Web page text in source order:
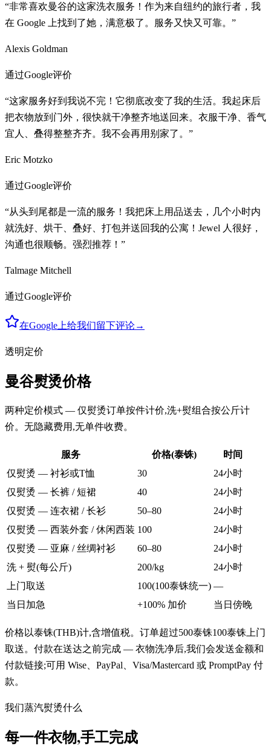
“非常喜欢曼谷的这家洗衣服务！作为来自纽约的旅行者，我
在 Google 上找到了她，满意极了。服务又快又可靠。”
Alexis Goldman
通过Google评价
“这家服务好到我说不完！它彻底改变了我的生活。我起床后
把衣物放到门外，很快就干净整齐地送回来。衣服干净、香气
宜人、叠得整整齐齐。我不会再用别家了。”
Eric Motzko
通过Google评价
“从头到尾都是一流的服务！我把床上用品送去，几个小时内
就洗好、烘干、叠好、打包并送回我的公寓！Jewel 人很好，
沟通也很顺畅。强烈推荐！”
Talmage Mitchell
通过Google评价
在Google上给我们留下评论→
透明定价
曼谷熨烫价格
两种定价模式 — 仅熨烫订单按件计价,洗+熨组合按公斤计
价。无隐藏费用,无单件收费。
服务 价格(泰铢)
时间
仅熨烫 — 衬衫或T恤
30
24小时
仅熨烫 — 长裤 / 短裙
40
24小时
仅熨烫 — 连衣裙 / 长衫
50–80
24小时
仅熨烫 — 西装外套 / 休闲西装 100
24小时
仅熨烫 — 亚麻 / 丝绸衬衫
60–80
24小时
洗 + 熨(每公斤)
200/kg
24小时
上门取送
100(100泰铢统一) —
当日加急
+100% 加价 当日傍晚
价格以泰铢(THB)计,含增值税。订单超过500泰铢100泰铢上门
取送。付款在送达之前完成 — 衣物洗净后,我们会发送金额和
付款链接;可用 Wise、PayPal、Visa/Mastercard 或 PromptPay 付
款。
我们蒸汽熨烫什么
每一件衣物,手工完成